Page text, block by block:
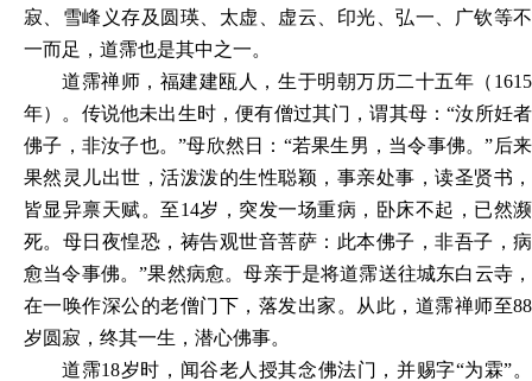
寂、雪峰义存及圆瑛、太虚、虚云、印光、弘一、广钦等不
一而足，道霈也是其中之一。
道霈禅师，福建建瓯人，生于明朝万历二十五年（ 1615
年）。传说他未出生时，便有僧过其门，谓其母：“汝所妊者
佛子，非汝子也。”母欣然日：“若果生男，当令事佛。”后来
果然灵儿出世，活泼泼的生性聪颖，事亲处事，读圣贤书，
皆显异禀天赋。至14岁，突发一场重病，卧床不起，已然濒
死。母日夜惶恐，祷告观世音菩萨：此本佛子，非吾子，病
愈当令事佛。”果然病愈。母亲于是将道霈送往城东白云寺，
在一唤作深公的老僧门下，落发出家。从此，道霈禅师至88
岁圆寂，终其一生，潜心佛事。
道霈18岁时，闻谷老人授其念佛法门，并赐字“为霖”。